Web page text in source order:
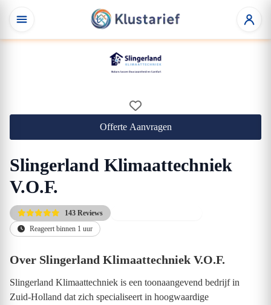
Offerte Aanvragen
Slingerland Klimaattechniek
V.O.F.
143 Reviews
Reageert binnen 1 uur
Over Slingerland Klimaattechniek V.O.F.
Slingerland Klimaattechniek is een toonaangevend bedrijf in
Zuid-Holland dat zich specialiseert in hoogwaardige